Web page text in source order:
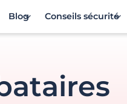
Blog Conseils sécurité